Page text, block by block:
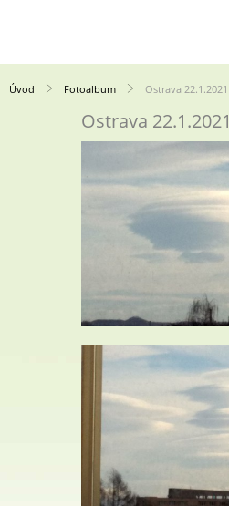
Úvod Fotoalbum Ostrava 22.1.2021
Ostrava 22.1.2021